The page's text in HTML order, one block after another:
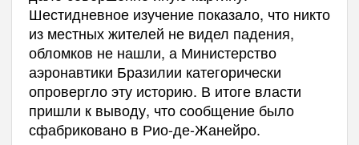
Шестидневное изучение показало, что никто
из местных жителей не видел падения,
обломков не нашли, а Министерство
аэронавтики Бразилии категорически
опровергло эту историю. В итоге власти
пришли к выводу, что сообщение было
сфабриковано в Рио-де-Жанейро.